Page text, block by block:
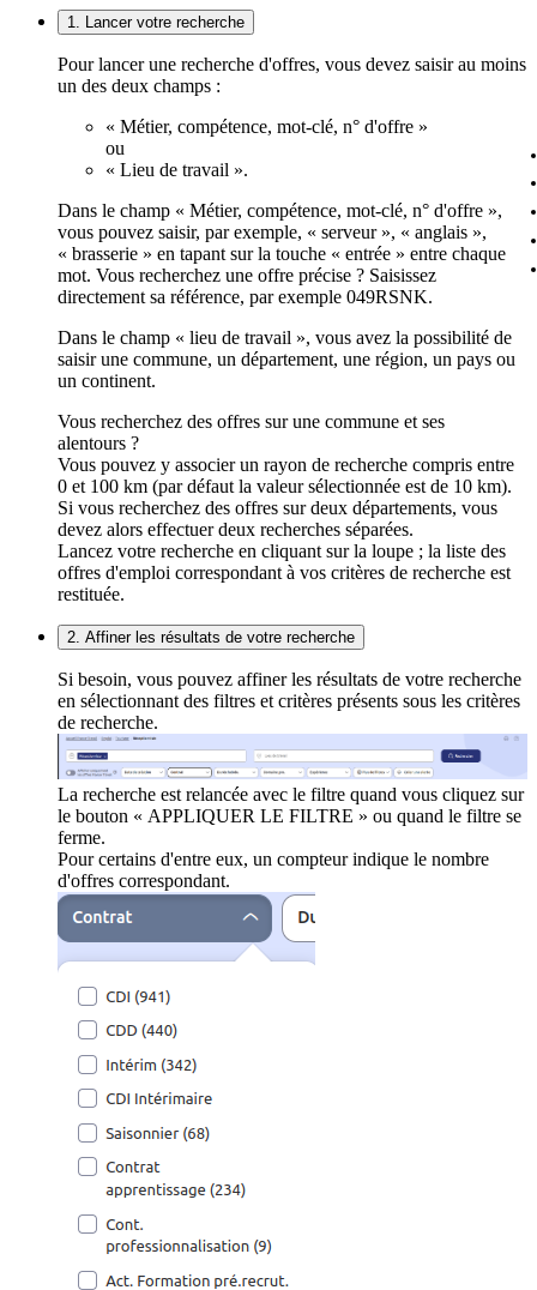
1. Lancer votre recherche
Pour lancer une recherche d'offres, vous devez saisir au moins
un des deux champs :
« Métier, compétence, mot-clé, n° d'offre »
ou
« Lieu de travail ».
Dans le champ « Métier, compétence, mot-clé, n° d'offre »,
vous pouvez saisir, par exemple, « serveur », « anglais »,
« brasserie » en tapant sur la touche « entrée » entre chaque
mot. Vous recherchez une offre précise ? Saisissez
directement sa référence, par exemple 049RSNK.
Dans le champ « lieu de travail », vous avez la possibilité de
saisir une commune, un département, une région, un pays ou
un continent.
Vous recherchez des offres sur une commune et ses
alentours ?
Vous pouvez y associer un rayon de recherche compris entre
0 et 100 km (par défaut la valeur sélectionnée est de 10 km).
Si vous recherchez des offres sur deux départements, vous
devez alors effectuer deux recherches séparées.
Lancez votre recherche en cliquant sur la loupe ; la liste des
offres d'emploi correspondant à vos critères de recherche est
restituée.
2. Affiner les résultats de votre recherche
Si besoin, vous pouvez affiner les résultats de votre recherche
en sélectionnant des filtres et critères présents sous les critères
de recherche.
La recherche est relancée avec le filtre quand vous cliquez sur
le bouton « APPLIQUER LE FILTRE » ou quand le filtre se
ferme.
Pour certains d'entre eux, un compteur indique le nombre
d'offres correspondant.